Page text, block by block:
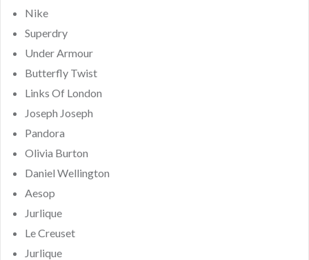
Nike
Superdry
Under Armour
Butterfly Twist
Links Of London
Joseph Joseph
Pandora
Olivia Burton
Daniel Wellington
Aesop
Jurlique
Le Creuset
Jurlique